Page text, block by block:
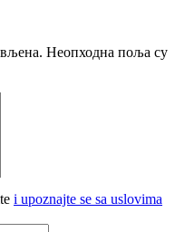
Неопходна поља су
i upoznajte se sa uslovima